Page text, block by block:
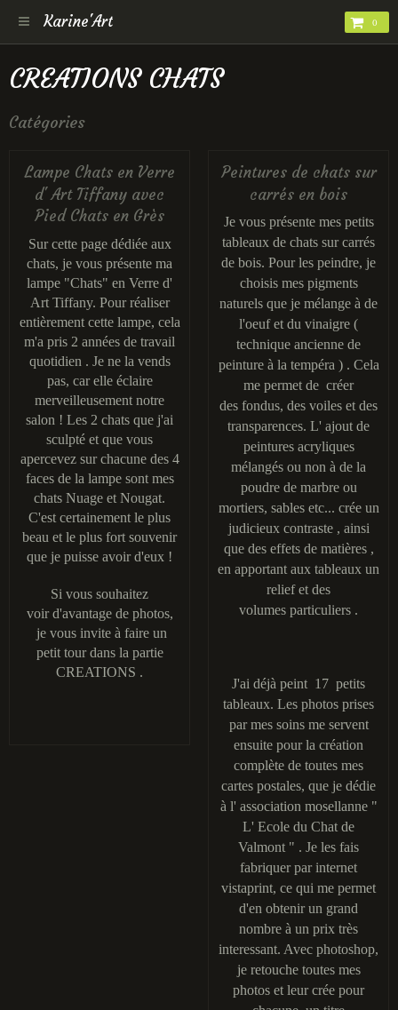
Karine'Art 0
CREATIONS CHATS
Catégories
Lampe Chats en Verre
d' Art Tiffany avec
Pied Chats en Grès
Sur cette page dédiée aux
chats, je vous présente ma
lampe "Chats" en Verre d'
Art Tiffany. Pour réaliser
entièrement cette lampe, cela
m'a pris 2 années de travail
quotidien . Je ne la vends
pas, car elle éclaire
merveilleusement notre
salon ! Les 2 chats que j'ai
sculpté et que vous
apercevez sur chacune des 4
faces de la lampe sont mes
chats Nuage et Nougat.
C'est certainement le plus
beau et le plus fort souvenir
que je puisse avoir d'eux !
Si vous souhaitez
voir d'avantage de photos,
je vous invite à faire un
petit tour dans la partie
CREATIONS .
Peintures de chats sur
carrés en bois
Je vous présente mes petits
tableaux de chats sur carrés
de bois. Pour les peindre, je
choisis mes pigments
naturels que je mélange à de
l'oeuf et du vinaigre (
technique ancienne de
peinture à la tempéra ) . Cela
me permet de créer
des fondus, des voiles et des
transparences. L' ajout de
peintures acryliques
mélangés ou non à de la
poudre de marbre ou
mortiers, sables etc... crée un
judicieux contraste , ainsi
que des effets de matières ,
en apportant aux tableaux un
relief et des
volumes particuliers .
J'ai déjà peint 17 petits
tableaux. Les photos prises
par mes soins me servent
ensuite pour la création
complète de toutes mes
cartes postales, que je dédie
à l' association mosellanne "
L' Ecole du Chat de
Valmont " . Je les fais
fabriquer par internet
vistaprint, ce qui me permet
d'en obtenir un grand
nombre à un prix très
interessant. Avec photoshop,
je retouche toutes mes
photos et leur crée pour